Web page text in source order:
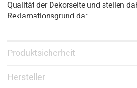
Qualität der Dekorseite und stellen
Reklamationsgrund dar.
Produktsicherheit
Hersteller